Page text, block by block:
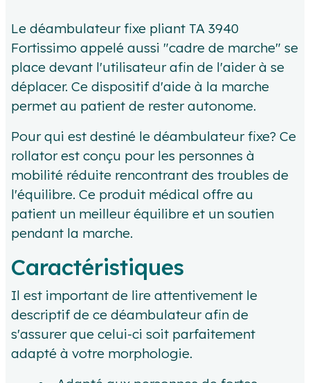
Le déambulateur fixe pliant TA 3940
Fortissimo appelé aussi "cadre de marche" se
place devant l'utilisateur afin de l'aider à se
déplacer. Ce dispositif d'aide à la marche
permet au patient de rester autonome.
Pour qui est destiné le déambulateur fixe? Ce
rollator est conçu pour les personnes à
mobilité réduite rencontrant des troubles de
l'équilibre. Ce produit médical offre au
patient un meilleur équilibre et un soutien
pendant la marche.
Caractéristiques
Il est important de lire attentivement le
descriptif de ce déambulateur afin de
s'assurer que celui-ci soit parfaitement
adapté à votre morphologie.